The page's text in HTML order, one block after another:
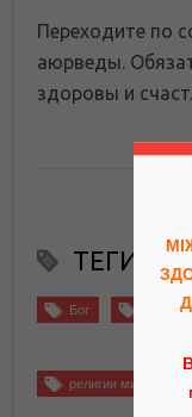
Переходите по
аюрведы.
здоровы и
ТЕГИ
Бог
религии мира